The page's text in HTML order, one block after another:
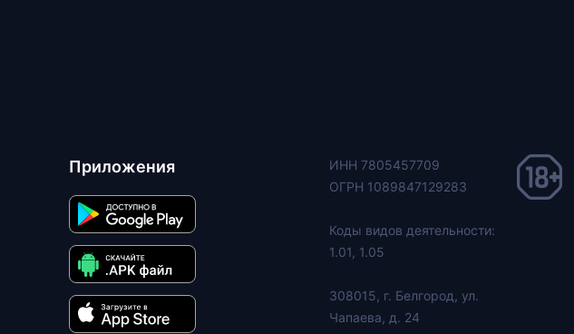
Приложения
ИНН 7805457709
ОГРН 1089847129283
Коды видов деятельности:
1.01, 1.05
308015, г. Белгород, ул.
Чапаева, д. 24